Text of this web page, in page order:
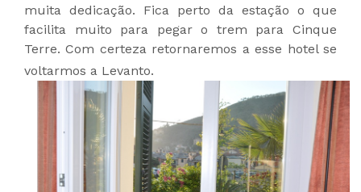
muita dedicação. Fica perto da estação o que
facilita muito para pegar o trem para Cinque
Terre. Com certeza retornaremos a esse hotel se
voltarmos a Levanto.